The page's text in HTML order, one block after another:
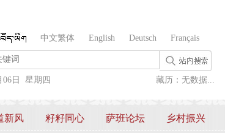
中文繁体 English Deutsch Français
06日 星期四 藏历：无数据...
新风 籽籽同心 萨班论坛 乡村振兴